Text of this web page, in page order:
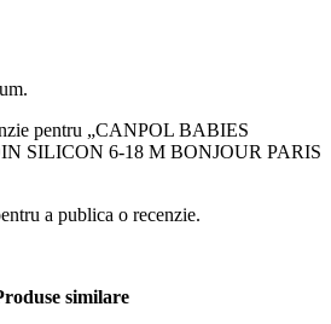
pentru „CANPOL BABIES
SILICON 6-18 M BONJOUR PARIS
a publica o recenzie.
similare